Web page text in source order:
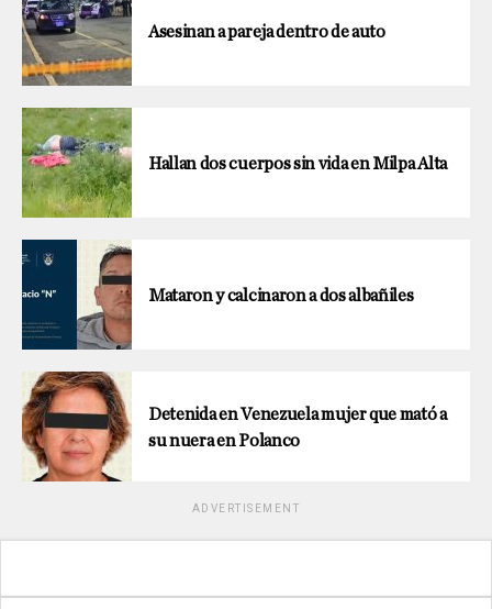
Asesinan a pareja dentro de auto
Hallan dos cuerpos sin vida en Milpa Alta
Mataron y calcinaron a dos albañiles
Detenida en Venezuela mujer que mató a
su nuera en Polanco
ADVERTISEMENT